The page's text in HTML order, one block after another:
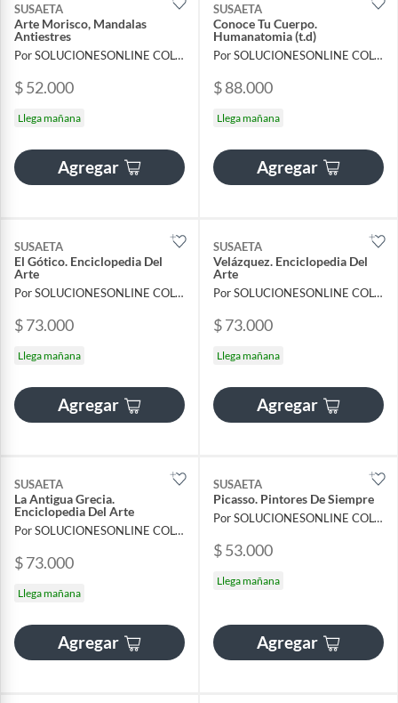
SUSAETA
Arte Morisco, Mandalas
Antiestres
Por SOLUCIONESONLINE COLOMBIA SAS
$ 52.000
Llega mañana
Agregar
SUSAETA
Conoce Tu Cuerpo.
Humanatomia (t.d)
Por SOLUCIONESONLINE COLOMBIA SAS
$ 88.000
Llega mañana
Agregar
SUSAETA
El Gótico. Enciclopedia Del
Arte
Por SOLUCIONESONLINE COLOMBIA SAS
$ 73.000
Llega mañana
Agregar
SUSAETA
Velázquez. Enciclopedia Del
Arte
Por SOLUCIONESONLINE COLOMBIA SAS
$ 73.000
Llega mañana
Agregar
SUSAETA
La Antigua Grecia.
Enciclopedia Del Arte
Por SOLUCIONESONLINE COLOMBIA SAS
$ 73.000
Llega mañana
Agregar
SUSAETA
Picasso. Pintores De Siempre
Por SOLUCIONESONLINE COLOMBIA SAS
$ 53.000
Llega mañana
Agregar